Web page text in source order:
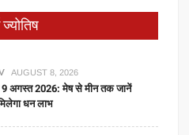
ज्योतिष
AUGUST 8, 2026
अगस्त 2026: मेष से मीन तक जानें
धन लाभ